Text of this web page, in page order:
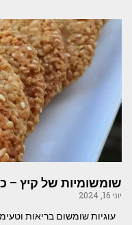
שומשומיות של קיץ –
יוני 16, 2024
עוגיות שומשום בריאות